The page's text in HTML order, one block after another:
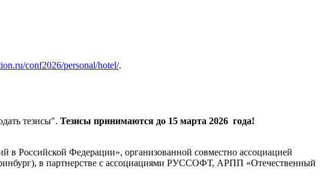
conf2026/personal/hotel/.
тезисы". Тезисы принимаются до 15 марта 2026 года!
Российской Федерации», организованной совместно ассоциацией
в партнерстве с ассоциациями РУССОФТ, АРПП «Отечественный